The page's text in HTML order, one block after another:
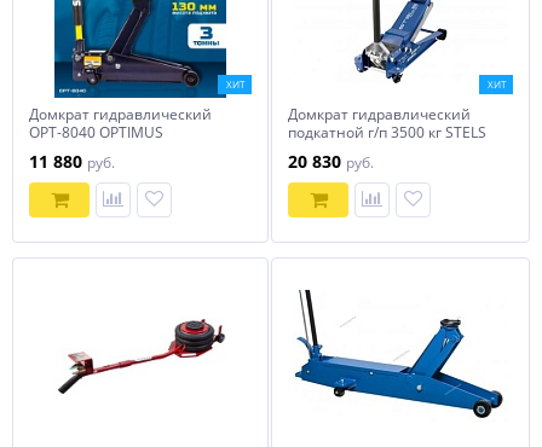
ХИТ
Домкрат гидравлический
OPT-8040 OPTIMUS
11 880 руб.
ХИТ
Домкрат гидравлический
подкатной г/п 3500 кг STELS
20 830 руб.